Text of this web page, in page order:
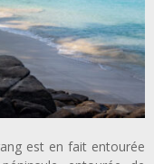
est en fait entourée